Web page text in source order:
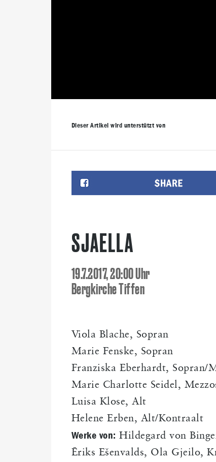
Dieser Artikel wird unterstützt von
SJAELLA
19.7.2017, 20:00 Uhr
Bergkirche Tiffen
Viola Blache, Sopran
Marie Fenske, Sopran
Franziska Eberhardt, Sopran/
Marie Charlotte Seidel,
Luisa Klose, Alt
Helene Erben, Alt/Kontraalt
Werke von: Hildegard von
Ēriks Ešenvalds, Ola Gjeilo,